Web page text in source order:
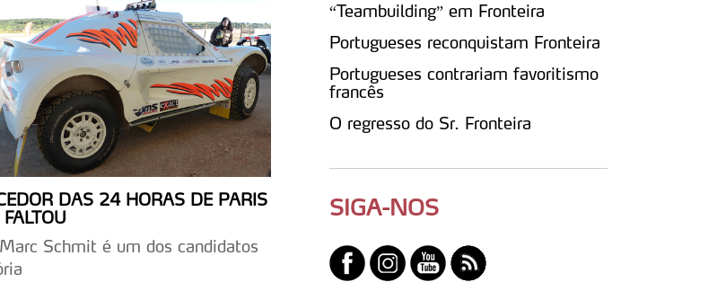
DAS 24 HORAS DE PARIS
Marc Schmit é um dos candidatos
“Teambuilding” em Fronteira
Portugueses reconquistam Fronteira
Portugueses contrariam favoritismo
francês
O regresso do Sr. Fronteira
SIGA-NOS